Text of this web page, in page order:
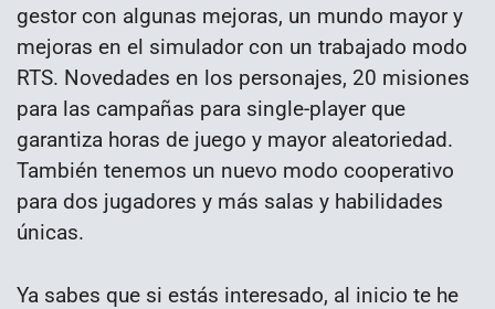
gestor con algunas mejoras, un mundo mayor y
mejoras en el simulador con un trabajado modo
RTS. Novedades en los personajes, 20 misiones
para las campañas para single-player que
garantiza horas de juego y mayor aleatoriedad.
También tenemos un nuevo modo cooperativo
para dos jugadores y más salas y habilidades
únicas.
Ya sabes que si estás interesado, al inicio te he